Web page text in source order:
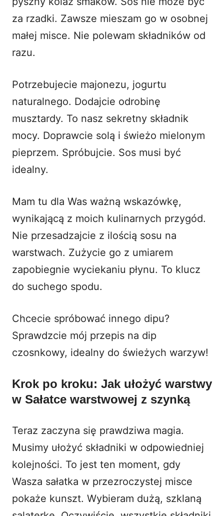
za rzadki. Zawsze mieszam go w osobnej
małej misce. Nie polewam składników od
razu.
Potrzebujecie majonezu, jogurtu
naturalnego. Dodajcie odrobinę
musztardy. To nasz sekretny składnik
mocy. Doprawcie solą i świeżo mielonym
pieprzem. Spróbujcie. Sos musi być
idealny.
Mam tu dla Was ważną wskazówkę,
wynikającą z moich kulinarnych przygód.
Nie przesadzajcie z ilością sosu na
warstwach. Zużycie go z umiarem
zapobiegnie wyciekaniu płynu. To klucz
do suchego spodu.
Chcecie spróbować innego dipu?
Sprawdzcie mój przepis na dip
czosnkowy, idealny do świeżych warzyw!
Krok po kroku: Jak ułożyć warstwy
w Sałatce warstwowej z szynką
Teraz zaczyna się prawdziwa magia.
Musimy ułożyć składniki w odpowiedniej
kolejności. To jest ten moment, gdy
Wasza sałatka w przezroczystej misce
pokaże kunszt. Wybieram dużą, szklaną